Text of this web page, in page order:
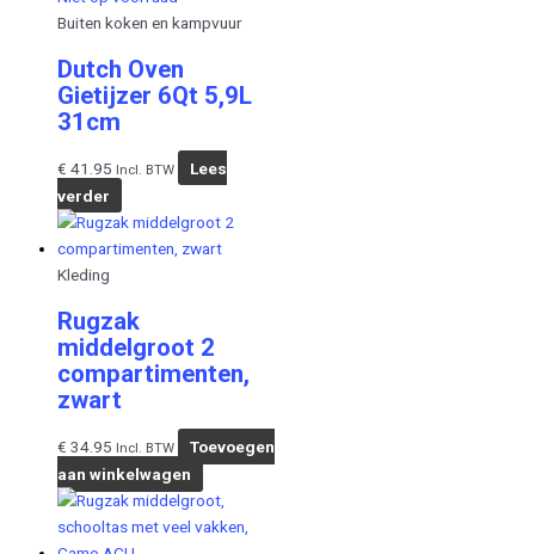
Buiten koken en kampvuur
Dutch Oven
Gietijzer 6Qt 5,9L
31cm
€ 41.95 Incl. BTW
Lees
verder
Kleding
Rugzak
middelgroot 2
compartimenten,
zwart
€ 34.95 Incl. BTW
Toevoegen
aan winkelwagen